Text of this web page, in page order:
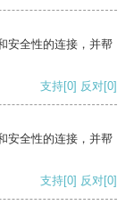
安全性的连接，并帮
支持[0] 反对[0]
安全性的连接，并帮
支持[0] 反对[0]